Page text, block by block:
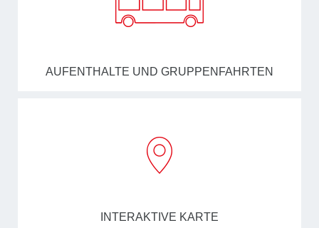
AUFENTHALTE UND GRUPPENFAHRTEN
INTERAKTIVE KARTE